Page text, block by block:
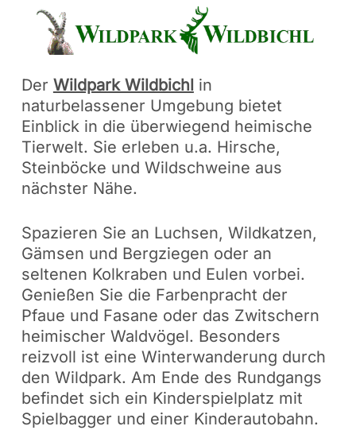
Der Wildpark Wildbichl in
naturbelassener Umgebung bietet
Einblick in die überwiegend heimische
Tierwelt. Sie erleben u.a. Hirsche,
Steinböcke und Wildschweine aus
nächster Nähe.
Spazieren Sie an Luchsen, Wildkatzen,
Gämsen und Bergziegen oder an
seltenen Kolkraben und Eulen vorbei.
Genießen Sie die Farbenpracht der
Pfaue und Fasane oder das Zwitschern
heimischer Waldvögel. Besonders
reizvoll ist eine Winterwanderung durch
den Wildpark. Am Ende des Rundgangs
befindet sich ein Kinderspielplatz mit
Spielbagger und einer Kinderautobahn.